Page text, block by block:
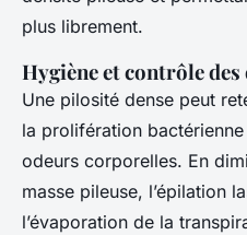
plus librement.
Hygiène et contrôle
Une pilosité dense peut
la prolifération
odeurs corporelles. En
masse pileuse, l’épilation
l’évaporation de la